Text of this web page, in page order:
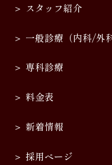
スタッフ紹介
一般診療（内科/外科
専科診療
料金表
新着情報
採用ページ